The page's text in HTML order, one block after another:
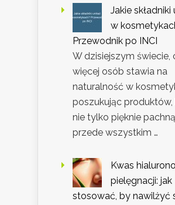
Jakie składniki
w
Przewodnik po INCI
W dzisiejszym świecie,
więcej osób stawia na
naturalność w
poszukując produktów,
nie tylko pięknie
przede wszystkim …
Kwas
pielęgnacji: jak
stosować, by nawilżyć